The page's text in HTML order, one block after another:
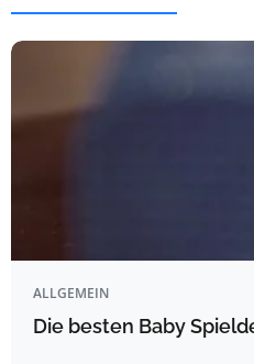
ALLGEMEIN
Die besten Baby